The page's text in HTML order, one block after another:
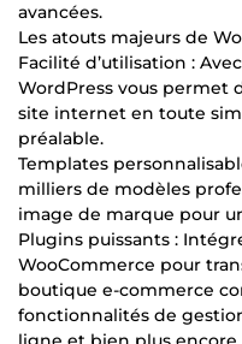
avancées.
Les atouts majeurs de
Facilité d’utilisation :
WordPress vous permet
site internet en toute
préalable.
Templates
milliers de modèles
image de marque pour
Plugins puissants :
WooCommerce pour
boutique e-commerce
fonctionnalités de